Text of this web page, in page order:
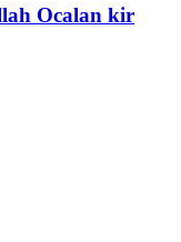
Ocalan kir